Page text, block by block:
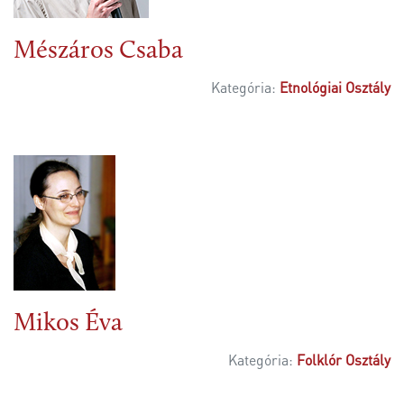
Mészáros Csaba
Kategória: Etnológiai Osztály
Mikos Éva
Kategória: Folklór Osztály